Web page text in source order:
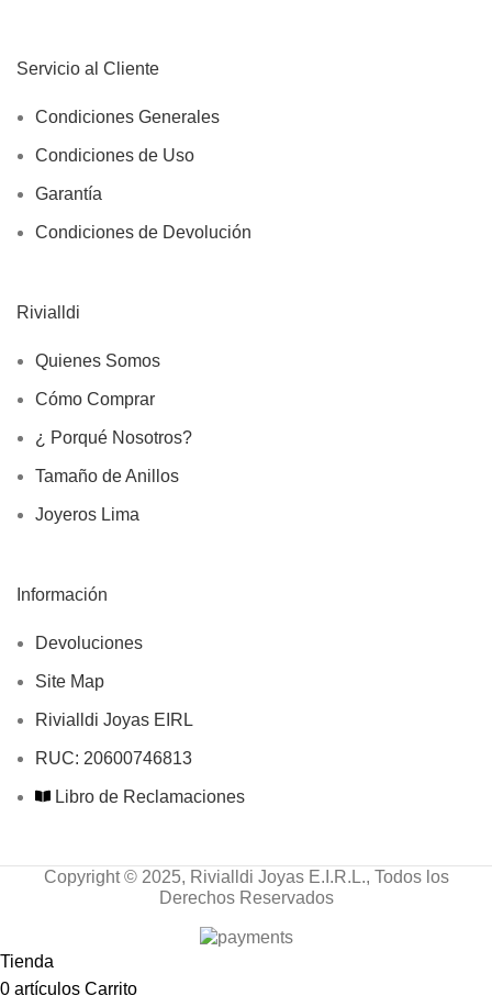
Servicio al Cliente
Condiciones Generales
Condiciones de Uso
Garantía
Condiciones de Devolución
Rivialldi
Quienes Somos
Cómo Comprar
¿ Porqué Nosotros?
Tamaño de Anillos
Joyeros Lima
Información
Devoluciones
Site Map
Rivialldi Joyas EIRL
RUC: 20600746813
Libro de Reclamaciones
Copyright © 2025, Rivialldi Joyas E.I.R.L., Todos los
Derechos Reservados
Tienda
0 artículos Carrito